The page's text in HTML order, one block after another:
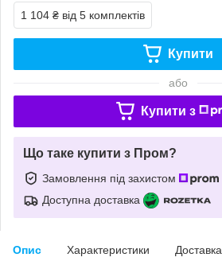
1 104 ₴ від 5 комплектів
Купити
або
Купити з
Що таке купити з Пром?
Замовлення під захистом
Доступна доставка
Опис Характеристики Доставка